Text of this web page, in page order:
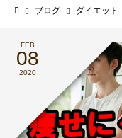
ブログ ダイエット
FEB
08
2020